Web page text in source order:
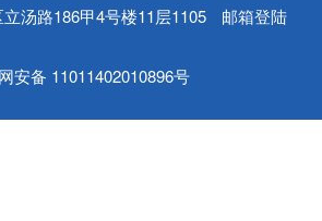
汤路186甲4号楼11层1105
邮箱登陆
安备 11011402010896号